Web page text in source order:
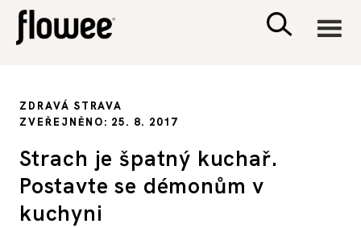
PSYCHOLOGIE
ZDRAVÁ STRAVA
ZVEŘEJNĚNO: 25. 8. 2017
Strach je špatný kuchař.
Postavte se démonům v
kuchyni